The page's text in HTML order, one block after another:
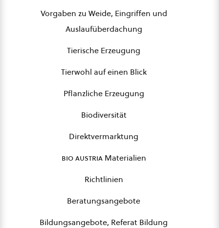
Vorgaben zu Weide, Eingriffen und
Auslaufüberdachung
Tierische Erzeugung
Tierwohl auf einen Blick
Pflanzliche Erzeugung
Biodiversität
Direktvermarktung
bio austriaMaterialien
Richtlinien
Beratungsangebote
Bildungsangebote, Referat Bildung